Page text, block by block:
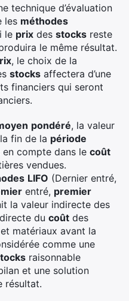
technique d’évaluation
les méthodes
le prix des stocks reste
le même résultat.
, le choix de la
stocks affectera d’une
financiers qui seront
pondéré, la valeur
fin de la période
compte dans le coût
vendues.
LIFO (Dernier entré,
entré, premier
la valeur indirecte des
du coût des
matériaux avant la
comme une
raisonnable
et une solution
résultat.